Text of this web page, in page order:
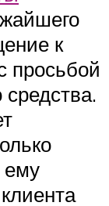
к
просьбой
ему